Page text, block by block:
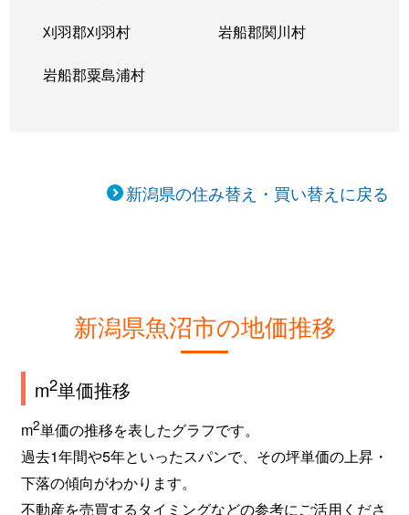
刈羽郡刈羽村 岩船郡関川村
岩船郡粟島浦村
新潟県の住み替え・買い替えに戻る
新潟県魚沼市の地価推移
m2単価推移
m2単価の推移を表したグラフです。
過去1年間や5年といったスパンで、その坪単価の上昇・
下落の傾向がわかります。
不動産を売買するタイミングなどの参考にご活用くださ